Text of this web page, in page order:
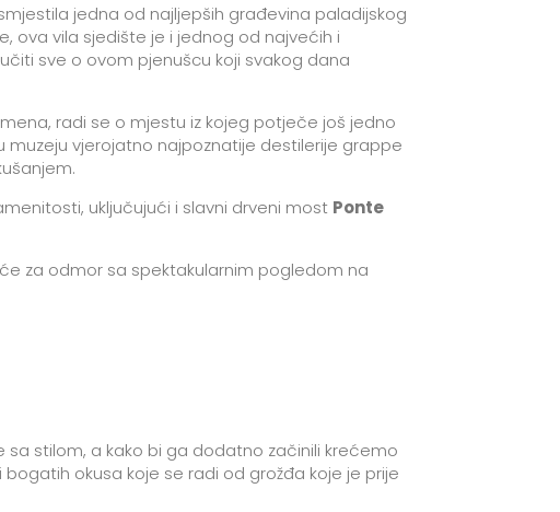
jedna od najljepših građevina paladijskog
ova vila sjedište je i jednog od najvećih i
sve o ovom pjenušcu koji svakog dana
radi se o mjestu iz kojeg potječe još jedno
muzeju vjerojatno najpoznatije destilerije grappe
uključujući i slavni drveni most Ponte
za odmor sa spektakularnim pogledom na
stilom, a kako bi ga dodatno začinili krećemo
okusa koje se radi od grožđa koje je prije